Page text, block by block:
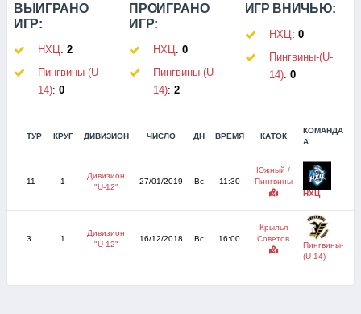
ВЫИГРАНО
ИГР:
НХЦ: 2
Пингвины-(U-
14): 0
ПРОИГРАНО
ИГР:
НХЦ:0
Пингвины-(U-
14):2
ИГР ВНИЧЬЮ:
НХЦ: 0
Пингвины-(U-
14): 0
ТУР КРУГ ДИВИЗИОН ЧИСЛО ДН ВРЕМЯ КАТОК
КОМАНДА
А
11 1
Дивизион
"U-12"
27/01/2019 Вс 11:30
Южный /
Пингвины
НХЦ
3 1
Дивизион
"U-12"
16/12/2018 Вс 16:00
Крылья
Советов
Пингвины-
(U-14)